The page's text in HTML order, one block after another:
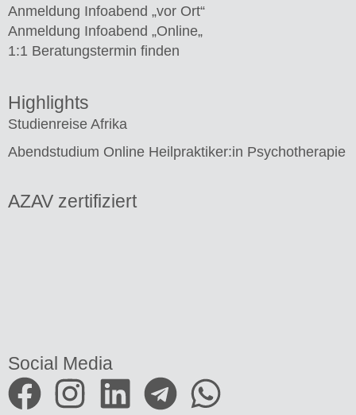
Anmeldung Infoabend „vor Ort“
Anmeldung Infoabend „Online„
1:1 Beratungstermin finden
Highlights
Studienreise Afrika
Abendstudium Online Heilpraktiker:in Psychotherapie
AZAV zertifiziert
Social Media